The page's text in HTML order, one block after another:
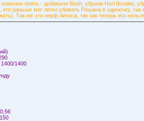
опять - добавили Bash, убрали Hurl Boulder,
раньше мог легко убивать Рошана в одиночку,
Так же это нерф Аегиса, так как теперь его
1400